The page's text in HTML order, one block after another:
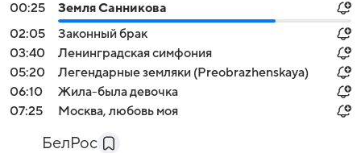
00:25
Земля Санникова
02:05
Законный брак
03:40
Ленинградская симфония
05:20
Легендарные земляки (Preobrazhenskaya)
06:10
Жила-была девочка
07:25
Москва, любовь моя
БелРос